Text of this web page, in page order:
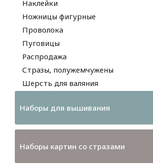
Наклейки
Ножницы фигурные
Проволока
Пуговицы
Распродажа
Стразы, полужемчужены
Шерсть для валяния
Наборы для вышивания
Наборы картин со стразами